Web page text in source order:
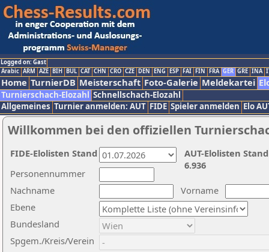
Logged on: Gast
Arabic ARM AZE BIH BUL CAT CHN CRO CZE DEN ENG ESP FAI FIN FRA GER GRE INA
Home TurnierDB Meisterschaft Foto-Galerie Meldekartei
Turnierschach-Elozahl Schnellschach-Elozahl
Allgemeines Turnier anmelden: AUT FIDE Spieler anmelden Elo
Willkommen bei den offiziellen
Nachname
Vorname
Ebene
Personennummer
Bundesland
Spgem./Kreis/Verein
AUT-Elolisten
6.936
FIDE-Elolisten Stand